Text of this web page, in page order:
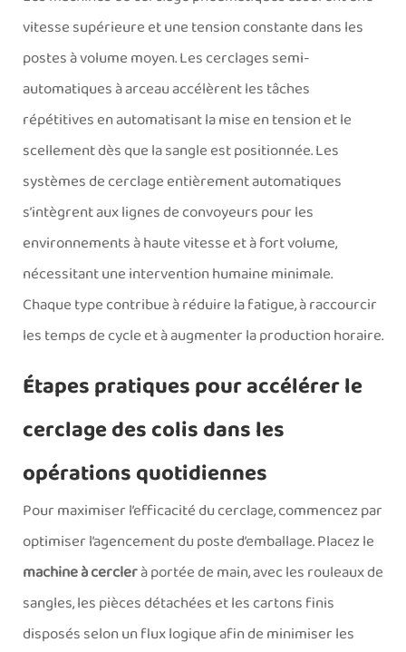
vitesse supérieure et une tension constante dans les
postes à volume moyen. Les cerclages semi-
automatiques à arceau accélèrent les tâches
répétitives en automatisant la mise en tension et le
scellement dès que la sangle est positionnée. Les
systèmes de cerclage entièrement automatiques
s’intègrent aux lignes de convoyeurs pour les
environnements à haute vitesse et à fort volume,
nécessitant une intervention humaine minimale.
Chaque type contribue à réduire la fatigue, à raccourcir
les temps de cycle et à augmenter la production horaire.
Étapes pratiques pour accélérer le
cerclage des colis dans les
opérations quotidiennes
Pour maximiser l’efficacité du cerclage, commencez par
optimiser l’agencement du poste d’emballage. Placez le
machine à cerclerà portée de main, avec les rouleaux de
sangles, les pièces détachées et les cartons finis
disposés selon un flux logique afin de minimiser les